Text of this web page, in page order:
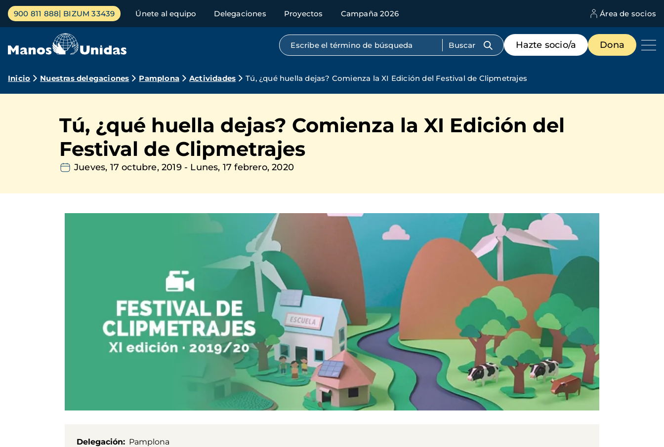
Pasar
contenido
Menú
principal
900 811 888 BIZUM 33439 Únete al equipo Delegaciones Proyectos Campaña 2026 Área de socios
Búsqueda por texto completo
Menú
de
destacados
Hazte socio/a Dona
Ruta
navegación
Inicio Nuestras delegaciones Pamplona Actividades Tú, ¿qué huella dejas? Comienza la XI Edición del Festival de Clipmetrajes
Tú, ¿qué huella dejas? Comienza la XI Edición del
Festival de Clipmetrajes
Jueves, 17 octubre, 2019- Lunes, 17 febrero, 2020
Delegación
Pamplona